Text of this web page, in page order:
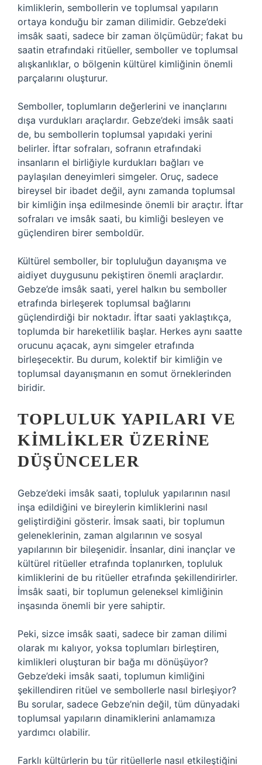
kimliklerin, sembollerin ve toplumsal yapıların
ortaya konduğu bir zaman dilimidir. Gebze’deki
imsâk saati, sadece bir zaman ölçümüdür; fakat bu
saatin etrafındaki ritüeller, semboller ve toplumsal
alışkanlıklar, o bölgenin kültürel kimliğinin önemli
parçalarını oluşturur.
Semboller, toplumların değerlerini ve inançlarını
dışa vurdukları araçlardır. Gebze’deki imsâk saati
de, bu sembollerin toplumsal yapıdaki yerini
belirler. İftar sofraları, sofranın etrafındaki
insanların el birliğiyle kurdukları bağları ve
paylaşılan deneyimleri simgeler. Oruç, sadece
bireysel bir ibadet değil, aynı zamanda toplumsal
bir kimliğin inşa edilmesinde önemli bir araçtır. İftar
sofraları ve imsâk saati, bu kimliği besleyen ve
güçlendiren birer semboldür.
Kültürel semboller, bir topluluğun dayanışma ve
aidiyet duygusunu pekiştiren önemli araçlardır.
Gebze’de imsâk saati, yerel halkın bu semboller
etrafında birleşerek toplumsal bağlarını
güçlendirdiği bir noktadır. İftar saati yaklaştıkça,
toplumda bir hareketlilik başlar. Herkes aynı saatte
orucunu açacak, aynı simgeler etrafında
birleşecektir. Bu durum, kolektif bir kimliğin ve
toplumsal dayanışmanın en somut örneklerinden
biridir.
TOPLULUK YAPILARI VE
KIMLIKLER ÜZERINE
DÜŞÜNCELER
Gebze’deki imsâk saati, topluluk yapılarının nasıl
inşa edildiğini ve bireylerin kimliklerini nasıl
geliştirdiğini gösterir. İmsak saati, bir toplumun
geleneklerinin, zaman algılarının ve sosyal
yapılarının bir bileşenidir. İnsanlar, dini inançlar ve
kültürel ritüeller etrafında toplanırken, topluluk
kimliklerini de bu ritüeller etrafında şekillendirirler.
İmsâk saati, bir toplumun geleneksel kimliğinin
inşasında önemli bir yere sahiptir.
Peki, sizce imsâk saati, sadece bir zaman dilimi
olarak mı kalıyor, yoksa toplumları birleştiren,
kimlikleri oluşturan bir bağa mı dönüşüyor?
Gebze’deki imsâk saati, toplumun kimliğini
şekillendiren ritüel ve sembollerle nasıl birleşiyor?
Bu sorular, sadece Gebze’nin değil, tüm dünyadaki
toplumsal yapıların dinamiklerini anlamamıza
yardımcı olabilir.
Farklı kültürlerin bu tür ritüellerle nasıl etkileştiğini